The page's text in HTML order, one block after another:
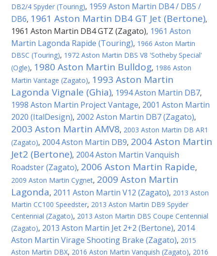
DB2/4 Spyder (Touring), 1959 Aston Martin DB4 / DB5 /
DB6, 1961 Aston Martin DB4 GT Jet (Bertone),
1961 Aston Martin DB4 GTZ (Zagato), 1961 Aston
Martin Lagonda Rapide (Touring), 1966 Aston Martin
DBSC (Touring), 1972 Aston Martin DBS V8 'Sotheby Special'
(Ogle), 1980 Aston Martin Bulldog, 1986 Aston
Martin Vantage (Zagato), 1993 Aston Martin
Lagonda Vignale (Ghia), 1994 Aston Martin DB7,
1998 Aston Martin Project Vantage, 2001 Aston Martin
2020 (ItalDesign), 2002 Aston Martin DB7 (Zagato),
2003 Aston Martin AMV8, 2003 Aston Martin DB AR1
(Zagato), 2004 Aston Martin DB9, 2004 Aston Martin
Jet2 (Bertone), 2004 Aston Martin Vanquish
Roadster (Zagato), 2006 Aston Martin Rapide,
2009 Aston Martin Cygnet, 2009 Aston Martin
Lagonda, 2011 Aston Martin V12 (Zagato), 2013 Aston
Martin CC100 Speedster, 2013 Aston Martin DB9 Spyder
Centennial (Zagato), 2013 Aston Martin DBS Coupe Centennial
(Zagato), 2013 Aston Martin Jet 2+2 (Bertone), 2014
Aston Martin Virage Shooting Brake (Zagato), 2015
Aston Martin DBX, 2016 Aston Martin Vanquish (Zagato), 2016